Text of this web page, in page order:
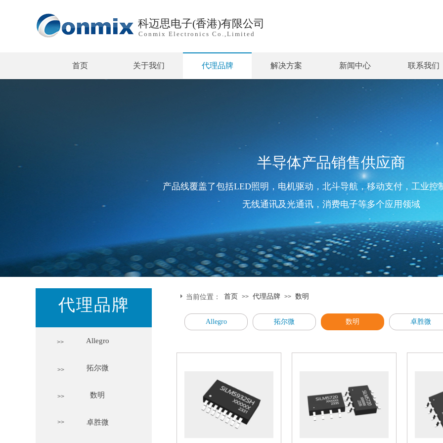
科迈思电子(香港)有限公司
Conmix Electronics Co.,Limited
首页 关于我们 代理品牌 解决方案 新闻中心 联系我们
半导体产品销售供应商
产品线覆盖了包括LED照明，电机驱动，北斗导航，移动支付，工业控
无线通讯及光通讯，消费电子等多个应用领域
代理品牌 当前位置： 首页 >> 代理品牌 >> 数明
Allegro 拓尔微 数明 卓胜微
Allegro
拓尔微
数明
卓胜微
>>
>>
>>
>>